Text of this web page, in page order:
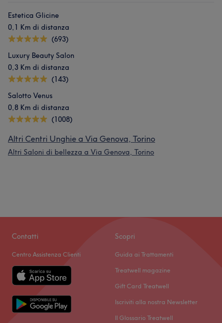
Estetica Glicine
0,1 Km di distanza
(693)
Luxury Beauty Salon
0,3 Km di distanza
(143)
Salotto Venus
0,8 Km di distanza
(1008)
Altri Centri Unghie a Via Genova, Torino
Altri Saloni di bellezza a Via Genova, Torino
Contatti
Centro Assistenza Clienti
Scopri
Guida ai Trattamenti
Treatwell magazine
Gift Card Treatwell
Iscriviti alla nostra Newsletter
Il Glossario Treatwell